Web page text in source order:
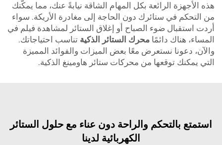
هذه الأجهزة الرائعة بكل المهام الشاقة نيابةً عنك، مما يمكّنك
من التحكم في ستائرك دون الحاجة إلى مغادرة الأريكة. سواء
أردت استقبال ضوء الصباح أو إغلاق الستائر لمشاهدة فيلم في
المساء، هناك دائمًا محرك الستائر الذكية تناسب احتياجاتك.
والآن، دعونا نستعرض معًا بعض الميزات والفوائد المميزة
التي يمكنك توقعها من محركات ستائر هاومينغ الذكية.
استمتع بالتحكم والراحة دون عناء مع حلول الستائر
الكهربائية لدينا